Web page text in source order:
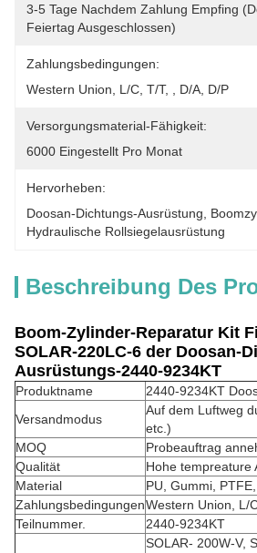
3-5 Tage Nachdem Zahlung Empfing
Feiertag Ausgeschlossen)
Zahlungsbedingungen:
Western Union, L/C, T/T, , D/A, D/P
Versorgungsmaterial-Fähigkeit:
6000 Eingestellt Pro Monat
Hervorheben:
Doosan-Dichtungs-Ausrüstung
Hydraulische Rollsiegelausrüstung
Beschreibung Des
Boom-Zylinder-Reparatur Kit
SOLAR-220LC-6 der Doosan-
Ausrüstungs-2440-9234KT
Produktname
2440-9234KT
Versandmodus
Auf dem Luftweg
etc.)
MOQ
Probeauftrag
Qualität
Hohe tempreature
Material
PU, Gummi,
ZahlungsbedingungenWestern Union, L/
Teilnummer.
2440-9234KT
SOLAR- 200W-V,